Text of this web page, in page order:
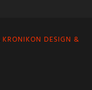
KRONIKON DESIGN &